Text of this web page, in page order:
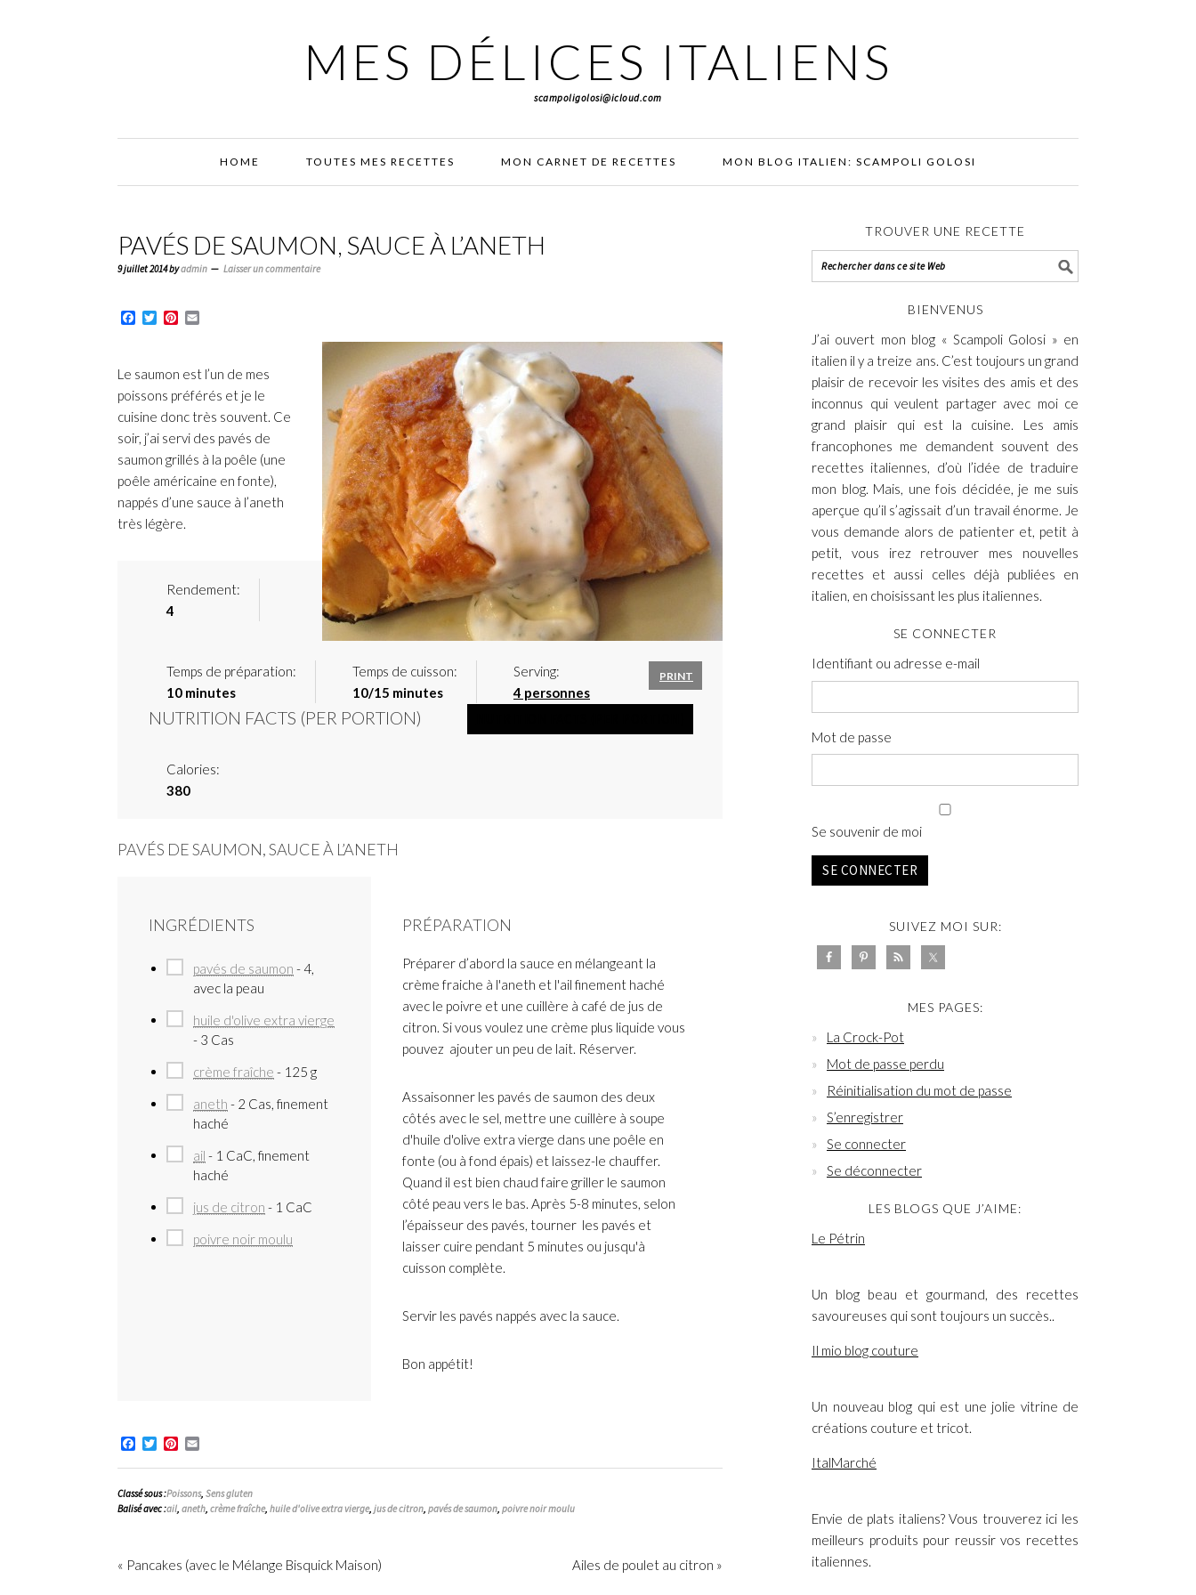
MES DÉLICES ITALIENS
scampoligolosi@icloud.com
HOME TOUTES MES RECETTES MON CARNET DE RECETTES MON BLOG ITALIEN: SCAMPOLI GOLOSI
PAVÉS DE SAUMON, SAUCE À L’ANETH
9 juillet 2014byadmin Laisser un commentaire
Facebook
TwitterPinterest
Le saumon est l’un de mes
poissons préférés et je le
cuisine donc très souvent. Ce
soir, j’ai servi des pavés de
saumon grillés à la poêle (une
poêle américaine en fonte),
nappés d’une sauce à l’aneth
très légère.
Rendement:
4
Temps de préparation:
10 minutes
Temps de cuisson:
10/15 minutes
Serving:
4 personnes
PRINT
NUTRITION FACTS (PER PORTION)
Calories:
380
PAVÉS DE SAUMON, SAUCE À L’ANETH
INGRÉDIENTS
pavés de saumon - 4,
avec la peau
huile d'olive extra vierge
- 3 Cas
crème fraîche - 125 g
aneth - 2 Cas, finement
haché
ail - 1 CaC, finement
haché
jus de citron - 1 CaC
poivre noir moulu
PRÉPARATION
Préparer d’abord la sauce en mélangeant la
crème fraiche à l'aneth et l'ail finement haché
avec le poivre et une cuillère à café de jus de
citron. Si vous voulez une crème plus liquide vous
pouvez ajouter un peu de lait. Réserver.
Assaisonner les pavés de saumon des deux
côtés avec le sel, mettre une cuillère à soupe
d'huile d'olive extra vierge dans une poêle en
fonte (ou à fond épais) et laissez-le chauffer.
Quand il est bien chaud faire griller le saumon
côté peau vers le bas. Après 5-8 minutes, selon
l’épaisseur des pavés, tourner ​​les pavés et
laisser cuire pendant 5 minutes ou jusqu'à
cuisson complète.
Servir les pavés nappés avec la sauce.
Bon appétit!
Facebook
TwitterPinterest
Classé sous :Poissons, Sens gluten
Balisé avec :ail, aneth, crème fraîche, huile d'olive extra vierge, jus de citron, pavés de saumon, poivre noir moulu
« Pancakes (avec le Mélange Bisquick Maison) Ailes de poulet au citron »
TROUVER UNE RECETTE
BIENVENUS
J’ai ouvert mon blog « Scampoli Golosi » en
italien il y a treize ans. C’est toujours un grand
plaisir de recevoir les visites des amis et des
inconnus qui veulent partager avec moi ce
grand plaisir qui est la cuisine. Les amis
francophones me demandent souvent des
recettes italiennes, d’où l’idée de traduire
mon blog. Mais, une fois décidée, je me suis
aperçue qu’il s’agissait d’un travail énorme. Je
vous demande alors de patienter et, petit à
petit, vous irez retrouver mes nouvelles
recettes et aussi celles déjà publiées en
italien, en choisissant les plus italiennes.
SE CONNECTER
Identifiant ou adresse e-mail
Mot de passe
Se souvenir de moi
SE CONNECTER
SUIVEZ MOI SUR:
MES PAGES:
La Crock-Pot
Mot de passe perdu
Réinitialisation du mot de passe
S’enregistrer
Se connecter
Se déconnecter
LES BLOGS QUE J’AIME:
Le Pétrin
Un blog beau et gourmand, des recettes
savoureuses qui sont toujours un succès..
Il mio blog couture
Un nouveau blog qui est une jolie vitrine de
créations couture et tricot.
ItalMarché
Envie de plats italiens? Vous trouverez ici les
meilleurs produits pour reussir vos recettes
italiennes.